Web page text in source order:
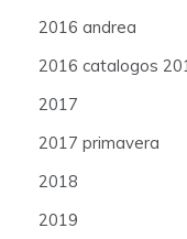
2016 andrea
2016 catalogos
2017
2017 primavera
2018
2019